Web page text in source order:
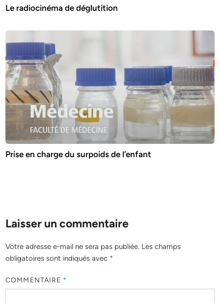
Le radiocinéma de déglutition
Prise en charge du surpoids de l’enfant
Laisser un commentaire
Votre adresse e-mail ne sera pas publiée. Les champs
obligatoires sont indiqués avec *
COMMENTAIRE *